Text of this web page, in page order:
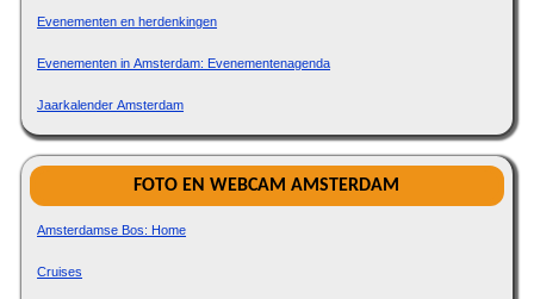
Evenementen en herdenkingen
Evenementen in Amsterdam: Evenementenagenda
Jaarkalender Amsterdam
FOTO EN WEBCAM AMSTERDAM
Amsterdamse Bos: Home
Cruises